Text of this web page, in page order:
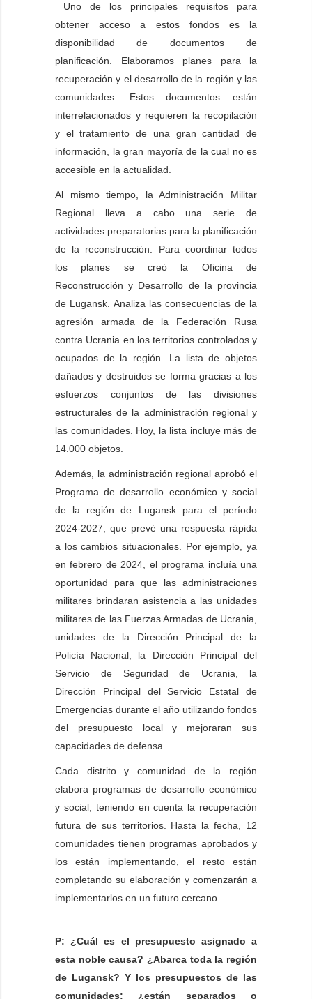
Uno de los principales requisitos para
obtener acceso a estos fondos es la
disponibilidad de documentos de
planificación. Elaboramos planes para la
recuperación y el desarrollo de la región y las
comunidades. Estos documentos están
interrelacionados y requieren la recopilación
y el tratamiento de una gran cantidad de
información, la gran mayoría de la cual no es
accesible en la actualidad.
Al mismo tiempo, la Administración Militar
Regional lleva a cabo una serie de
actividades preparatorias para la planificación
de la reconstrucción. Para coordinar todos
los planes se creó la Oficina de
Reconstrucción y Desarrollo de la provincia
de Lugansk. Analiza las consecuencias de la
agresión armada de la Federación Rusa
contra Ucrania en los territorios controlados y
ocupados de la región. La lista de objetos
dañados y destruidos se forma gracias a los
esfuerzos conjuntos de las divisiones
estructurales de la administración regional y
las comunidades. Hoy, la lista incluye más de
14.000 objetos.
Además, la administración regional aprobó el
Programa de desarrollo económico y social
de la región de Lugansk para el período
2024-2027, que prevé una respuesta rápida
a los cambios situacionales. Por ejemplo, ya
en febrero de 2024, el programa incluía una
oportunidad para que las administraciones
militares brindaran asistencia a las unidades
militares de las Fuerzas Armadas de Ucrania,
unidades de la Dirección Principal de la
Policía Nacional, la Dirección Principal del
Servicio de Seguridad de Ucrania, la
Dirección Principal del Servicio Estatal de
Emergencias durante el año utilizando fondos
del presupuesto local y mejoraran sus
capacidades de defensa.
Cada distrito y comunidad de la región
elabora programas de desarrollo económico
y social, teniendo en cuenta la recuperación
futura de sus territorios. Hasta la fecha, 12
comunidades tienen programas aprobados y
los están implementando, el resto están
completando su elaboración y comenzarán a
implementarlos en un futuro cercano.
P: ¿Cuál es el presupuesto asignado a
esta noble causa? ¿Abarca toda la región
de Lugansk? Y los presupuestos de las
comunidades: ¿están separados o